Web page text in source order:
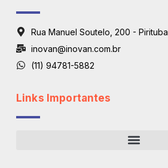
Rua Manuel Soutelo, 200 - Pirituba
inovan@inovan.com.br
(11) 94781-5882
Links Importantes